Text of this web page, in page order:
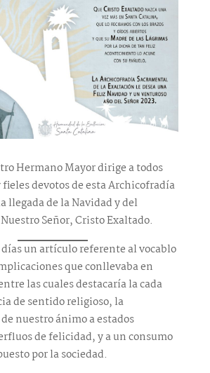
Hermano Mayor dirige a todos
devotos de esta Archicofradía
llegada de la Navidad y del
Señor, Cristo Exaltado.
un artículo referente al vocablo
que conllevaba en
las cuales destacaría la cada
de sentido religioso, la
nuestro ánimo a estados
de felicidad, y a un consumo
por la sociedad.